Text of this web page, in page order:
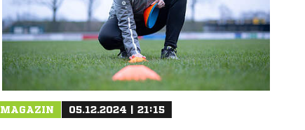
MAGAZIN 05.12.2024 | 21:15